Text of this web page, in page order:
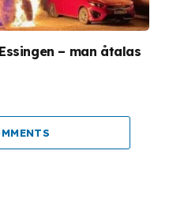
– man åtalas